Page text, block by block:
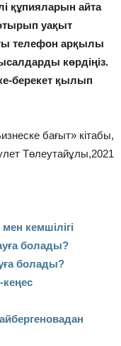
құпияларын айта
уақыт
телефон арқылы
көрдіңіз.
берекет қылып
бағыт» кітабы,
Төлеутайұлы,2021
кемшілігі
болады?
болады?